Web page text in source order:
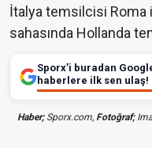
İtalya temsilcisi Roma
sahasında Hollanda
Sporx’i buradan
haberlere ilk sen ulaş!
Haber;Sporx.com, Fotoğraf;